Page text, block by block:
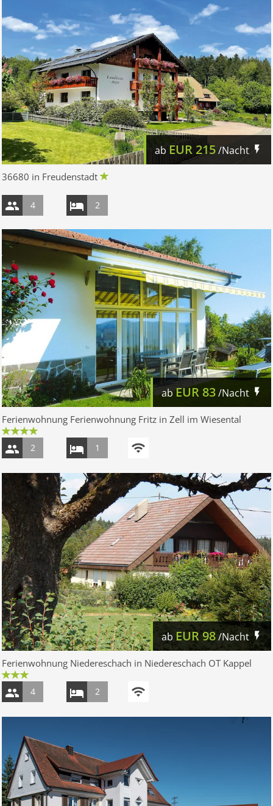
ab EUR 215/Nacht
36680 in Freudenstadt
4 2
abEUR 83/Nacht
Ferienwohnung Ferienwohnung Fritz in Zell im Wiesental
2 1
abEUR98/Nacht
Ferienwohnung Niedereschach in Niedereschach OT Kappel
4 2